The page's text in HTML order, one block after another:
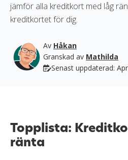
jämför alla kreditkort med låg
kreditkortet för dig.
Av Håkan
Granskad av Mathilda
Senast uppdaterad:
Topplista:
ränta